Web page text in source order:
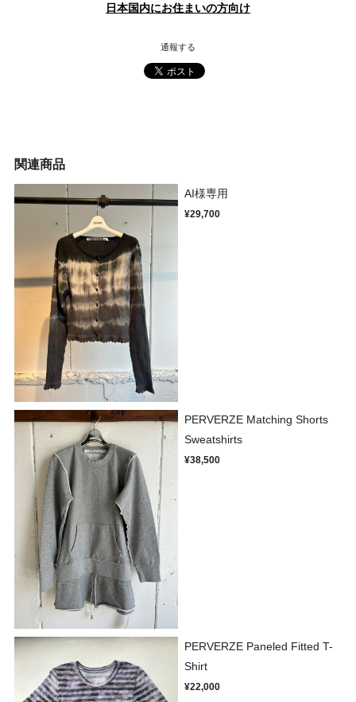
日本国内にお住まいの方向け
通報する
関連商品
AI様専用
¥29,700
PERVERZE Matching Shorts
Sweatshirts
¥38,500
PERVERZE Paneled Fitted T-
Shirt
¥22,000